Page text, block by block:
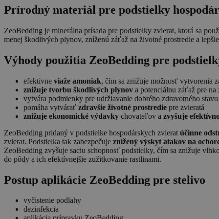
Prírodný materiál pre podstielky
ZeoBedding je minerálna prísada pre podstielky zvierat, ktorá sa
menej škodlivých plynov, zníženú záťaž na životné prostredie a
Výhody použitia ZeoBedding pre
efektívne viaže amoniak, čím sa znižuje možnosť vytvorenia
znižuje tvorbu škodlivých plynov a potenciálnu záťaž pre na
vytvára podmienky pre udržiavanie dobrého zdravotného
pomáha vytvárať zdravšie životné prostredie pre zvieratá
znižuje ekonomické výdavky chovateľov a zvyšuje
ZeoBedding pridaný v podstielke hospodárskych zvierat účinne
zvierat. Podstielka tak zabezpečuje znížený výskyt atakov na
ZeoBedding zvyšuje saciu schopnosť podstielky, čím sa znižuje
do pôdy a ich efektívnejšie zužitkovanie rastlinami.
Postup aplikácie ZeoBedding pre stelivo
vyčistenie podlahy
dezinfekcia
Meno
/ Doména
_gid
Google LLC
_gat
Google LLC
Meno
YSC
Google
VISITOR_INFO1_LIVE
Google